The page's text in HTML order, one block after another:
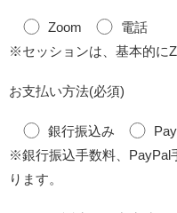
Zoom
電話
※セッションは、基本的に
お支払い方法(必須)
銀行振込み
※銀行振込手数料、PayPal
ります。